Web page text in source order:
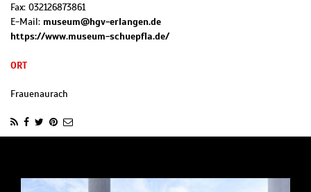
Fax: 032126873861
E-Mail: museum@hgv-erlangen.de
https://www.museum-schuepfla.de/
ORT
Frauenaurach